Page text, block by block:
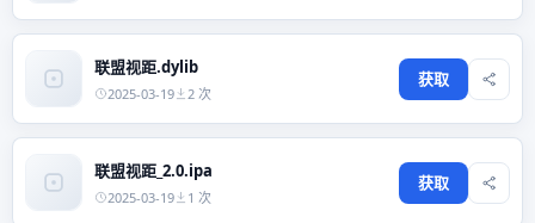
联盟视距.dylib
2025-03-19 2 次
获取
联盟视距_2.0.ipa
2025-03-19 1 次
获取